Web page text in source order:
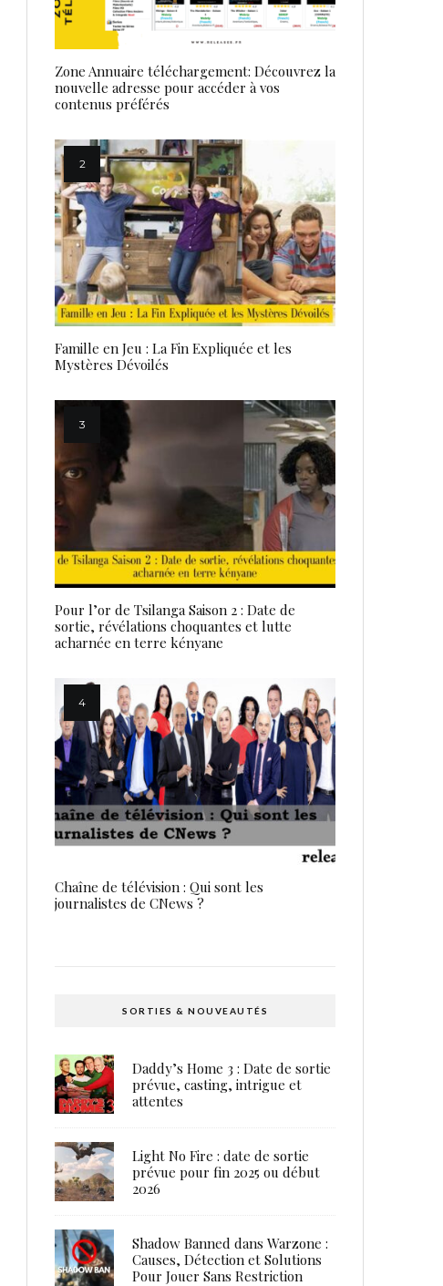
Zone Annuaire téléchargement: Découvrez la
nouvelle adresse pour accéder à vos
contenus préférés
Famille en Jeu : La Fin Expliquée et les
Mystères Dévoilés
Pour l’or de Tsilanga Saison 2 : Date de
sortie, révélations choquantes et lutte
acharnée en terre kényane
Chaîne de télévision : Qui sont les
journalistes de CNews ?
SORTIES & NOUVEAUTÉS
Daddy’s Home 3 : Date de sortie
prévue, casting, intrigue et
attentes
Light No Fire : date de sortie
prévue pour fin 2025 ou début
2026
Shadow Banned dans Warzone :
Causes, Détection et Solutions
Pour Jouer Sans Restriction